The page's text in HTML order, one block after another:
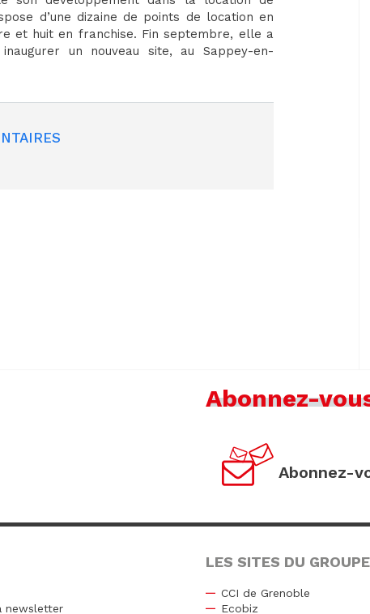
d’une dizaine de points de location en
et huit en franchise. Fin septembre, elle a
un nouveau site, au Sappey-en-
Abonnez-
Abonnez-
newsletter
LES SITES DU
CCI de Grenoble
Ecobiz